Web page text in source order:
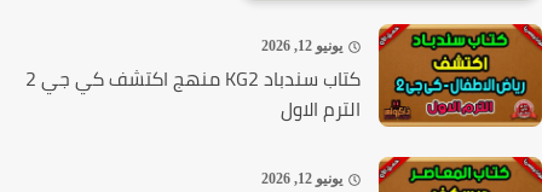
يونيو 12, 2026
كتاب سندباد KG2 منهج اكتشف كي جي 2
الترم الاول
يونيو 12, 2026